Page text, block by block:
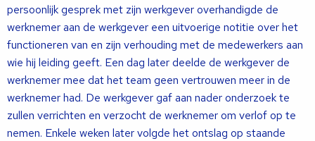
persoonlijk gesprek met zijn werkgever overhandigde de
werknemer aan de werkgever een uitvoerige notitie over het
functioneren van en zijn verhouding met de medewerkers aan
wie hij leiding geeft. Een dag later deelde de werkgever de
werknemer mee dat het team geen vertrouwen meer in de
werknemer had. De werkgever gaf aan nader onderzoek te
zullen verrichten en verzocht de werknemer om verlof op te
nemen. Enkele weken later volgde het ontslag op staande